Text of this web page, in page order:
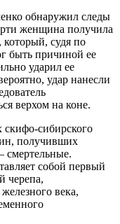
обнаружил следы
женщина получила
судя по
быть причиной ее
ударил ее
удар нанесли
верхом на коне.
скифо-сибирского
получивших
смертельные.
собой первый
черепа,
века,